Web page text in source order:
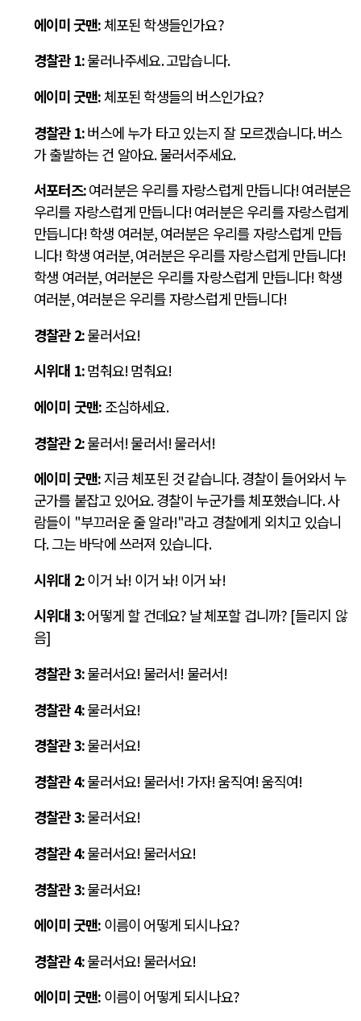
에이미 굿맨:체포된 학생들인가요?
경찰관 1:물러나주세요.고맙습니다.
에이미 굿맨:체포된 학생들의 버스인가요?
경찰관 1:버스에 누가 타고 있는지 잘 모르겠습니다.버스
가 출발하는 건 알아요.물러서주세요.
서포터즈:여러분은 우리를 자랑스럽게 만듭니다!여러분은
우리를 자랑스럽게 만듭니다!여러분은 우리를 자랑스럽게
만듭니다!학생 여러분, 여러분은 우리를 자랑스럽게 만듭
니다! 학생 여러분,여러분은 우리를 자랑스럽게 만듭니다!
학생 여러분, 여러분은 우리를 자랑스럽게 만듭니다! 학생
여러분,여러분은 우리를 자랑스럽게 만듭니다!
경찰관 2:물러서요!
시위대 1:멈춰요!멈춰요!
에이미 굿맨: 조심하세요.
경찰관 2:물러서!물러서!물러서!
에이미 굿맨: 지금 체포된 것 같습니다.경찰이 들어와서 누
군가를 붙잡고 있어요.경찰이 누군가를 체포했습니다.사
람들이 "부끄러운 줄 알라!"라고 경찰에게 외치고 있습니
다.그는 바닥에 쓰러져 있습니다.
시위대 2:이거 놔! 이거 놔! 이거 놔!
시위대 3:어떻게 할 건데요? 날체포할 겁니까? [들리지 않
음]
경찰관3:물러서요! 물러서! 물러서!
경찰관4:물러서요!
경찰관3:물러서요!
경찰관4:물러서요! 물러서!가자!움직여!움직여!
경찰관3:물러서요!
경찰관4:물러서요! 물러서요!
경찰관3:물러서요!
에이미 굿맨: 이름이 어떻게 되시나요?
경찰관4:물러서요! 물러서요!
에이미 굿맨: 이름이 어떻게 되시나요?